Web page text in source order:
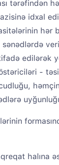
tərəfindən
idxal
hər
edilərək
-
halına